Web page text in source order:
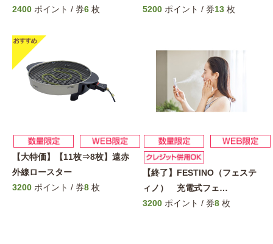
2400 ポイント / 券6 枚
5200 ポイント / 券13 枚
【大特価】【11枚⇒8枚】遠赤
外線ロースター
3200 ポイント / 券8 枚
【終了】FESTINO（フェステ
ィノ） 充電式フェ…
3200 ポイント / 券8 枚